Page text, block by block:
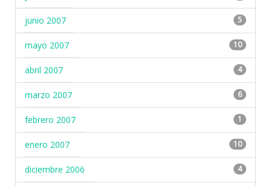
junio 2007 5
mayo 2007 10
abril 2007 4
marzo 2007 6
febrero 2007 1
enero 2007 10
diciembre 2006 4